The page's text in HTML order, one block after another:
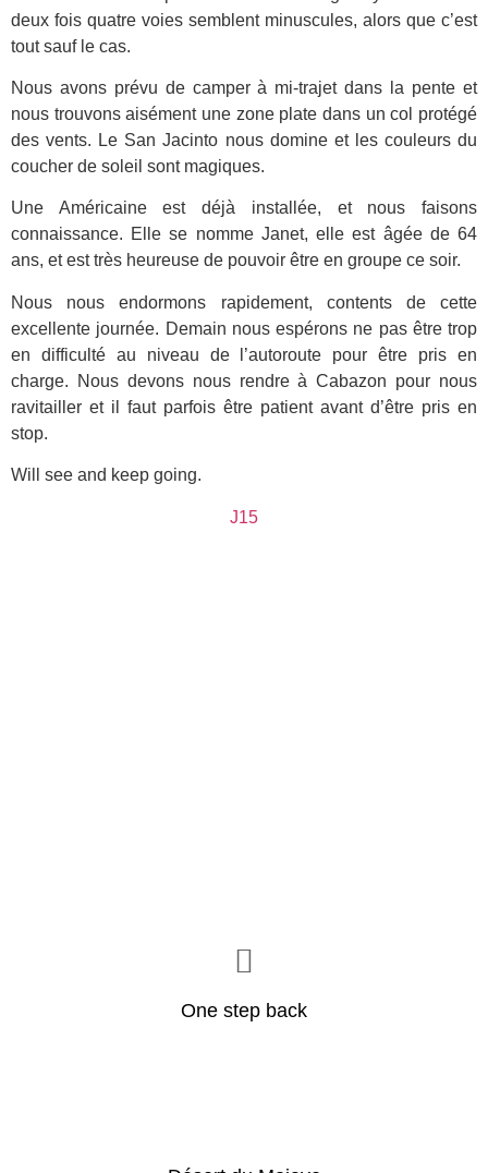
deux fois quatre voies semblent minuscules, alors que c’est
tout sauf le cas.
Nous avons prévu de camper à mi-trajet dans la pente et
nous trouvons aisément une zone plate dans un col protégé
des vents. Le San Jacinto nous domine et les couleurs du
coucher de soleil sont magiques.
Une Américaine est déjà installée, et nous faisons
connaissance. Elle se nomme Janet, elle est âgée de 64
ans, et est très heureuse de pouvoir être en groupe ce soir.
Nous nous endormons rapidement, contents de cette
excellente journée. Demain nous espérons ne pas être trop
en difficulté au niveau de l’autoroute pour être pris en
charge. Nous devons nous rendre à Cabazon pour nous
ravitailler et il faut parfois être patient avant d’être pris en
stop.
Will see and keep going.
J15
One step back